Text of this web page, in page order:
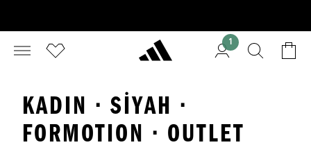
1
KADIN · SIYAH ·
FORMOTION · OUTLET